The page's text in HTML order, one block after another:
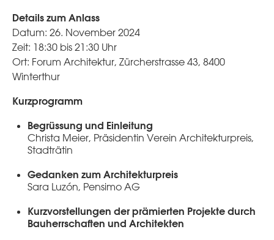
Details zum Anlass
Datum: 26. November 2024
Zeit: 18:30 bis 21:30 Uhr
Ort: Forum Architektur, Zürcherstrasse 43, 8400
Winterthur
Kurzprogramm
Begrüssung und Einleitung
Christa Meier, Präsidentin Verein Architekturpreis,
Stadträtin
Gedanken zum Architekturpreis
Sara Luzón, Pensimo AG
Kurzvorstellungen der prämierten Projekte durch
Bauherrschaften und Architekten